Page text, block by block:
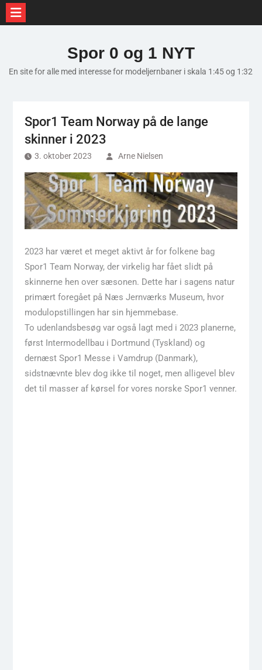
Spor 0 og 1 NYT
En site for alle med interesse for modeljernbaner i skala 1:45 og 1:32
Spor1 Team Norway på de lange
skinner i 2023
3. oktober 2023 Arne Nielsen
2023 har været et meget aktivt år for folkene bag
Spor1 Team Norway, der virkelig har fået slidt på
skinnerne hen over sæsonen. Dette har i sagens natur
primært foregået på Næs Jernværks Museum, hvor
modulopstillingen har sin hjemmebase.
To udenlandsbesøg var også lagt med i 2023 planerne,
først Intermodellbau i Dortmund (Tyskland) og
dernæst Spor1 Messe i Vamdrup (Danmark),
sidstnævnte blev dog ikke til noget, men alligevel blev
det til masser af kørsel for vores norske Spor1 venner.